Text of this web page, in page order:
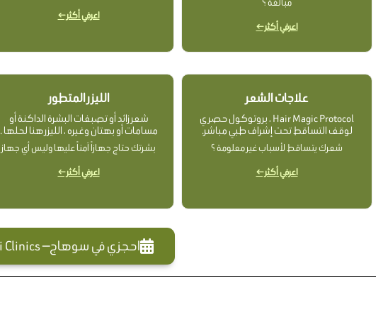
اعرفي أكثر ←
اعرفي أكثر ←
علاجات الشعر
Hair Magic Protocol ، بروتوكول حصري
لوقف التساقط تحت إشراف طبي مباشر.
شعرك يتساقط لأسباب غير معلومة ؟
اعرفي أكثر ←
الليزر المتطور
شعر زائد أو تصبغات البشرة الداكنة أو
مسامات أو بهتان وغيره ، الليزر هنا لحلها .
بشرتك حتاج جهازاً آمناً عليها وليس أي جهاز
اعرفي أكثر ←
احجزي في سوهاج— Nefertiti Clinics